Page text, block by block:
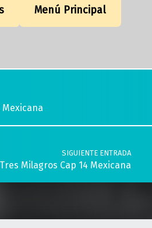
Menú Principal
Mexicana
SIGUIENTE ENTRADA
Tres Milagros Cap 14 Mexicana